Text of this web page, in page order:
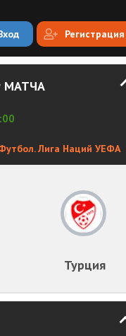
Регистрация
МАТЧА
Лига Наций УЕФА
Турция